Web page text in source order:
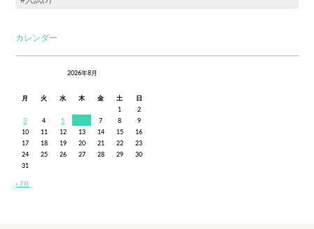
カレンダー
2026年8月
月 火 水 木 金 土
日
1
2
3
4 5 7 8
9
10
11 12 13 14 15
16
17
18 19 20 21 22
23
24
25 26 27 28 29
30
31
« 7月